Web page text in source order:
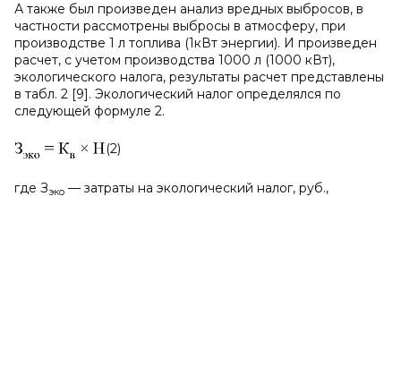
А также был произведен анализ вредных выбросов, в
частности рассмотрены выбросы в атмосферу, при
производстве 1 л топлива (1кВт энергии). И произведен
расчет, с учетом производства 1000 л (1000 кВт),
экологического налога, результаты расчет представлены
в табл. 2 [9]. Экологический налог определялся по
следующей формуле 2.
(2)
где Зэко — затраты на экологический налог, руб.,